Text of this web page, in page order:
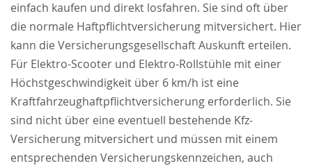
einfach kaufen und direkt losfahren. Sie sind oft über
die normale Haftpflichtversicherung mitversichert. Hier
kann die Versicherungsgesellschaft Auskunft erteilen.
Für Elektro-Scooter und Elektro-Rollstühle mit einer
Höchstgeschwindigkeit über 6 km/h ist eine
Kraftfahrzeughaftpflichtversicherung erforderlich. Sie
sind nicht über eine eventuell bestehende Kfz-
Versicherung mitversichert und müssen mit einem
entsprechenden Versicherungskennzeichen, auch